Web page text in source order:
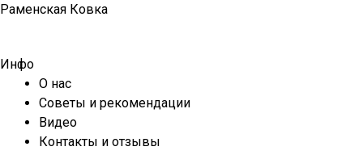
Перейти
Раменская Ковка
Инфо
О нас
Советы и рекомендации
Видео
Контакты и отзывы